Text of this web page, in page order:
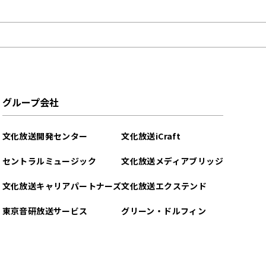
グループ会社
文化放送開発センター
セントラルミュージック
文化放送キャリアパートナーズ
東京音研放送サービス
文化放送iCraft
文化放送メディアブリッジ
文化放送エクステンド
グリーン・ドルフィン